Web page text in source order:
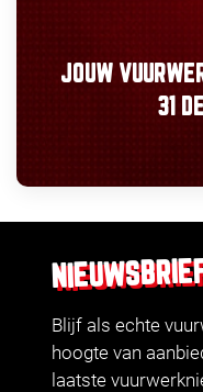
JOUW
31
Blijf als echte
hoogte van
laatste